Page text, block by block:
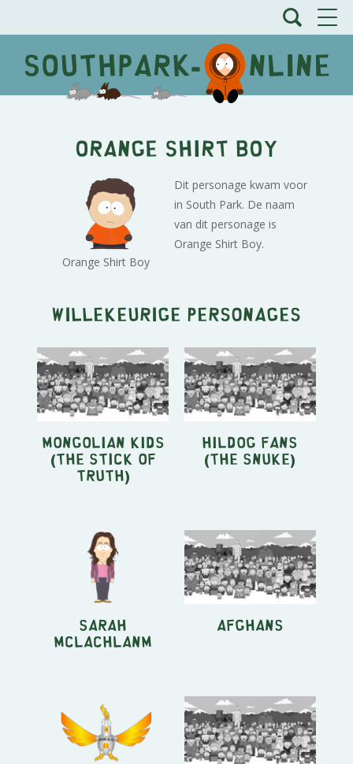
Orange Shirt Boy
Orange Shirt Boy
Dit personage kwam voor
in South Park. De naam
van dit personage is
Orange Shirt Boy.
Willekeurige personages
Mongolian Kids
(The Stick of
Truth)
HilDog Fans
(The Snuke)
Sarah
McLachlanm
Afghans